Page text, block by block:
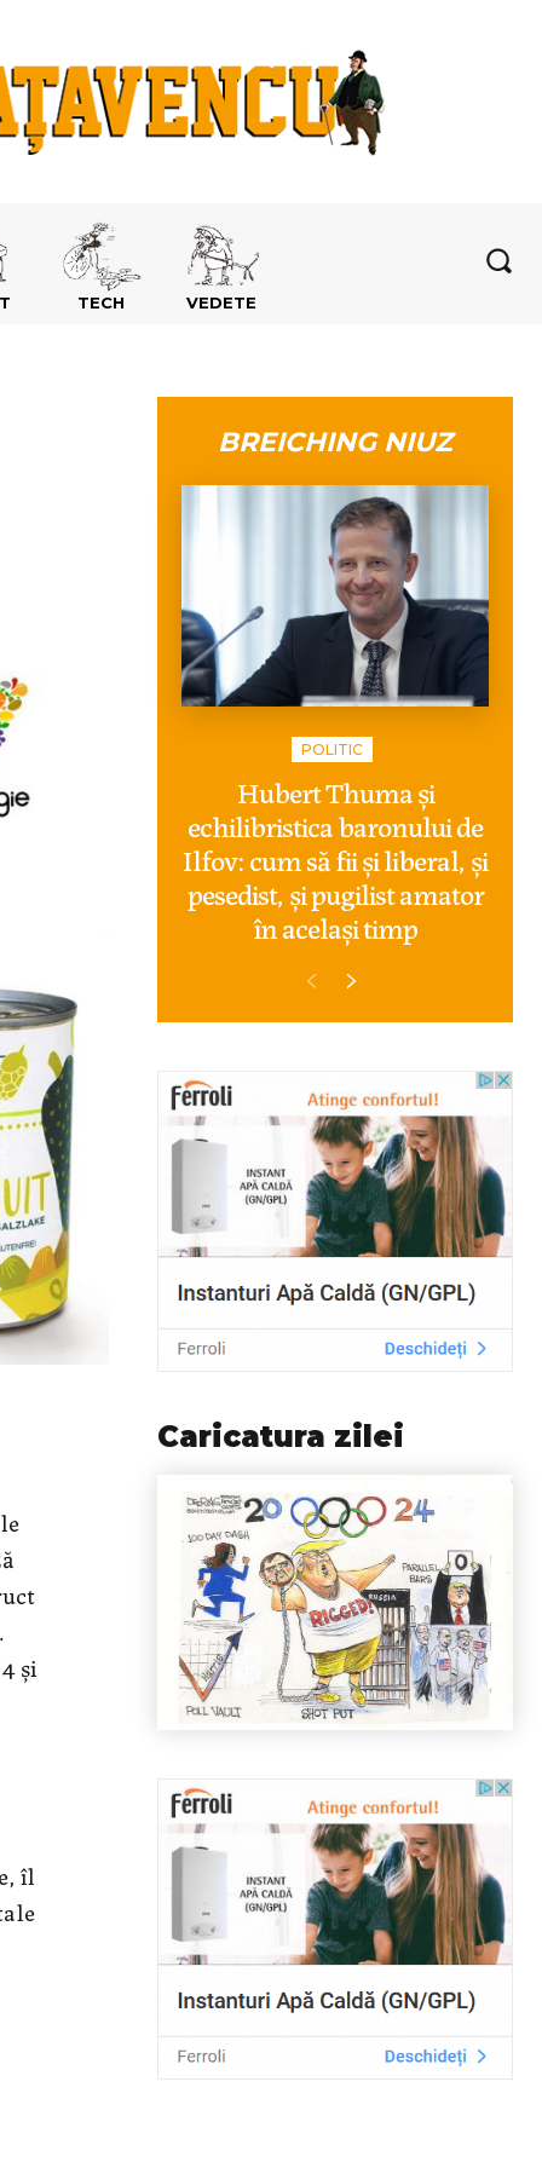
TECH VEDETE
și
îl
BREICHING NIUZ
POLITIC
Hubert Thuma și
echilibristica baronului de
Ilfov: cum să fii și liberal, și
pesedist, și pugilist amator
în același timp
Caricatura zilei